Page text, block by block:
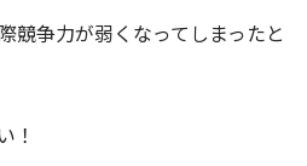
競争力が弱くなってしまったと
！